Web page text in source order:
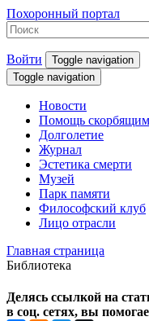
Похоронный портал
Войти
Toggle navigation
Toggle navigation
Новости
Помощь скорбящим
Долголетие
Журнал
Эстетика смерти
Музей
Парк памяти
Философский клуб
Лицо отрасли
Главная страница
Библиотека
Делясь ссылкой на
в соц. сетях, вы